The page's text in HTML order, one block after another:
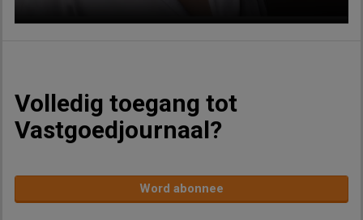
Volledig toegang tot
Vastgoedjournaal?
Word abonnee